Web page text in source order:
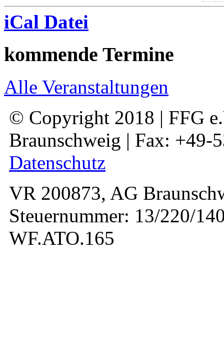
iCal Datei
kommende Termine
Alle Veranstaltungen
© Copyright 2018 | FFG
Braunschweig | Fax: +49-
Datenschutz
VR 200873, AG
Steuernummer: 13/220/
WF.ATO.165